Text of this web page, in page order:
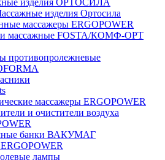
изделия ОРТОСИЛА
изделия Ортосила
массажеры ERGOPOWER
массажные FOSTA/КОМФ-ОРТ
противопролежневые
массажеры ERGOPOWER
и очистители воздуха
банки ВАКУМАГ
лампы